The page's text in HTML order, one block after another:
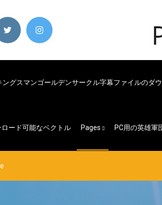
ングスマンゴールデンサークル字幕ファイルのダ
ード可能なベクトル Pages PC用の英雄軍